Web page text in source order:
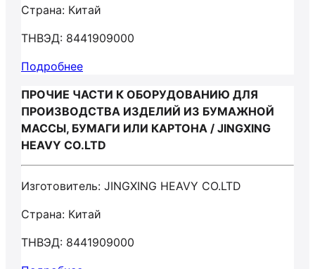
Страна: Китай
ТНВЭД: 8441909000
Подробнее
ПРОЧИЕ ЧАСТИ К ОБОРУДОВАНИЮ ДЛЯ
ПРОИЗВОДСТВА ИЗДЕЛИЙ ИЗ БУМАЖНОЙ
МАССЫ, БУМАГИ ИЛИ КАРТОНА / JINGXING
HEAVY CO.LTD
Изготовитель: JINGXING HEAVY CO.LTD
Страна: Китай
ТНВЭД: 8441909000